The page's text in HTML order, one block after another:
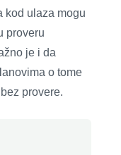
kod ulaza mogu
proveru
je i da
o tome
provere.